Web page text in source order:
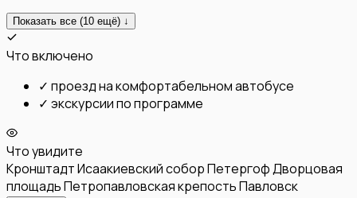
Показать все (10 ещё) ↓
Что включено
✓ проезд на комфортабельном автобусе
✓ экскурсии по программе
Что увидите
КронштадтИсаакиевский соборПетергофДворцовая
площадьПетропавловская крепостьПавловск